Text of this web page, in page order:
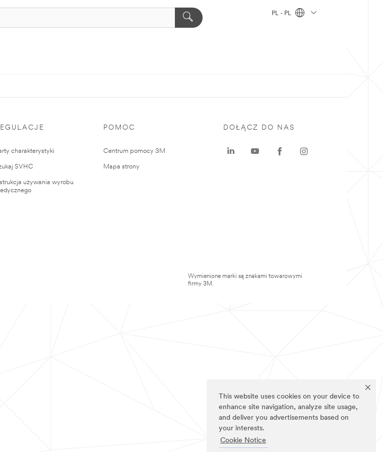
This website uses cookies on your device to
enhance site navigation, analyze site usage,
and deliver you advertisements based on
your interests.
Cookie Notice
PL - PL
charakterystyki
SVHC
używania wyrobu
POMOC
Centrum pomocy 3M
Mapa strony
DOŁĄCZ DO NAS
Wymienione marki są znakami towarowymi
firmy 3M.